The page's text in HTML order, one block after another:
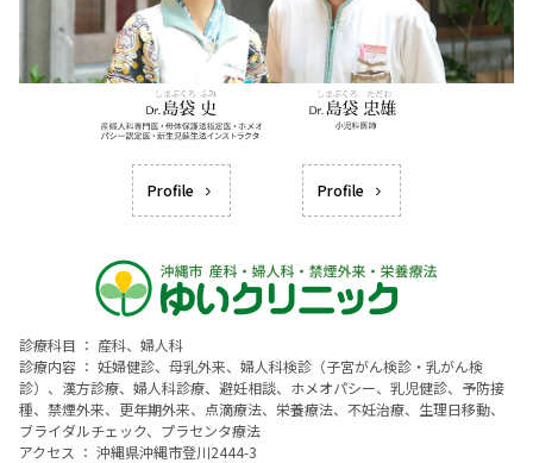
Profile Profile
診療科目 ： 産科、婦人科
診療内容 ： 妊婦健診、母乳外来、婦人科検診（子宮がん検診・乳がん検
診）、漢方診療、婦人科診療、避妊相談、ホメオパシー、乳児健診、予防接
種、禁煙外来、更年期外来、点滴療法、栄養療法、不妊治療、生理日移動、
ブライダルチェック、プラセンタ療法
アクセス ： 沖縄県沖縄市登川2444-3